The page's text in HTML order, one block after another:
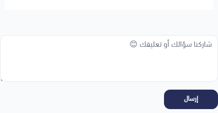
إرسال